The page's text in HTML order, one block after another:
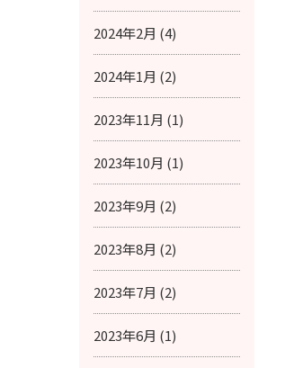
2024年2月 (4)
2024年1月 (2)
2023年11月 (1)
2023年10月 (1)
2023年9月 (2)
2023年8月 (2)
2023年7月 (2)
2023年6月 (1)